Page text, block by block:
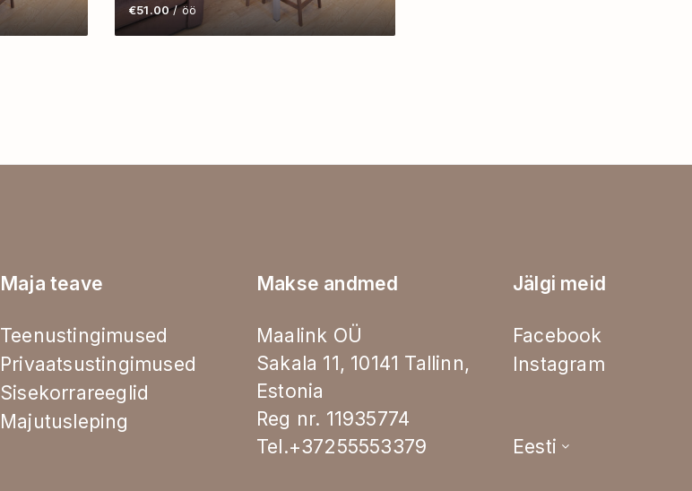
€51.00/ öö
Maja teave
Teenustingimused
Privaatsustingimused
Sisekorrareeglid
Majutusleping
Makse andmed
Maalink OÜ
Sakala 11, 10141 Tallinn,
Estonia
Reg nr. 11935774
Tel.+37255553379
Jälgi meid
Facebook
Instagram
Eesti